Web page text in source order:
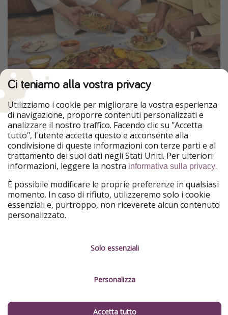
Ci teniamo alla vostra privacy
Utilizziamo i cookie per migliorare la vostra esperienza
di navigazione, proporre contenuti personalizzati e
analizzare il nostro traffico. Facendo clic su "Accetta
tutto", l'utente accetta questo e acconsente alla
condivisione di queste informazioni con terze parti e al
trattamento dei suoi dati negli Stati Uniti. Per ulteriori
informazioni, leggere la nostra informativa sulla privacy.
È possibile modificare le proprie preferenze in qualsiasi
momento. In caso di rifiuto, utilizzeremo solo i cookie
essenziali e, purtroppo, non riceverete alcun contenuto
personalizzato.
Solo essenziali
Personalizza
Accetta tutto